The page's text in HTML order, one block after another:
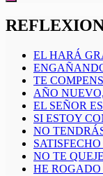
EL HARÁ
TE
AÑO
EL SEÑOR
SI ESTOY
NO
NO TE
HE ROGADO